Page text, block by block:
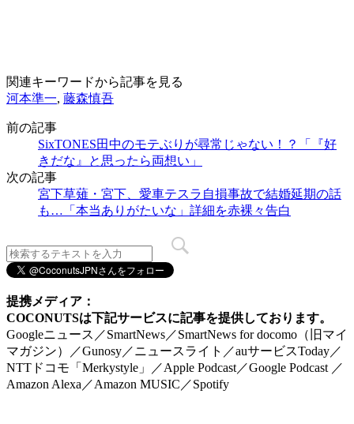
関連キーワードから記事を見る
河本準一, 藤森慎吾
前の記事
SixTONES田中のモテぶりが尋常じゃない！？「『好
きだな』と思ったら両想い」
次の記事
宮下草薙・宮下、愛車テスラ自損事故で結婚延期の話
も…「本当ありがたいな」詳細を赤裸々告白
提携メディア：
COCONUTSは下記サービスに記事を提供しております。
Googleニュース／SmartNews／SmartNews for docomo（旧マイ
マガジン）／Gunosy／ニュースライト／auサービスToday／
NTTドコモ「Merkystyle」／Apple Podcast／Google Podcast ／
Amazon Alexa／Amazon MUSIC／Spotify